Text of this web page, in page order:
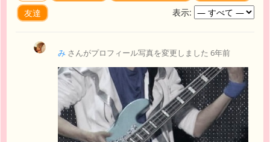
友達
表示:
み さんがプロフィール写真を変更しました 6年前